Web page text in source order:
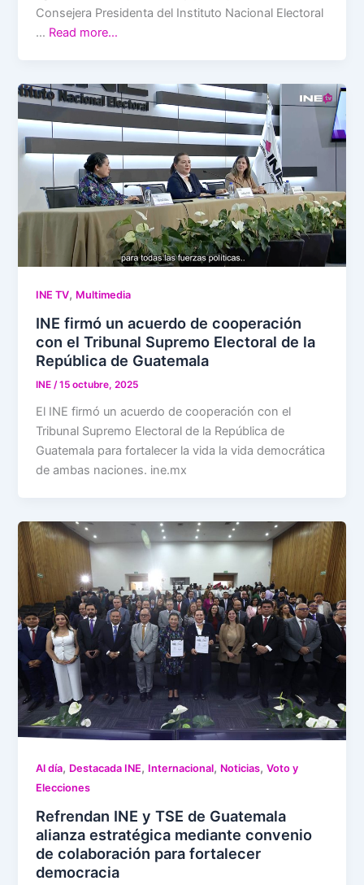
Consejera Presidenta del Instituto Nacional Electoral
… Read more…
INE TV, Multimedia
INE firmó un acuerdo de cooperación
con el Tribunal Supremo Electoral de la
República de Guatemala
INE/15 octubre, 2025
El INE firmó un acuerdo de cooperación con el
Tribunal Supremo Electoral de la República de
Guatemala para fortalecer la vida la vida democrática
de ambas naciones. ine.mx
Al día, Destacada INE, Internacional, Noticias,Voto y
Elecciones
Refrendan INE y TSE de Guatemala
alianza estratégica mediante convenio
de colaboración para fortalecer
democracia